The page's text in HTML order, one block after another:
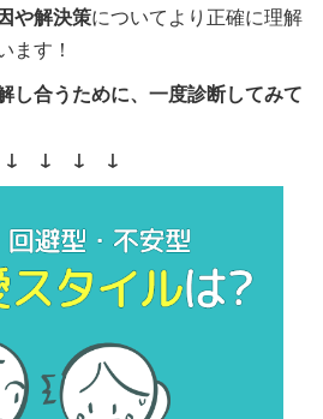
や解決策についてより正確に理解
ます！
し合うために、一度診断してみて
↓ ↓ ↓